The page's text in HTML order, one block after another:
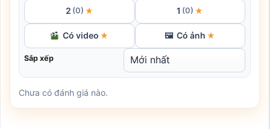
2 (0) ★ 1 (0) ★
Có video ★ 🖼 Có ảnh ★
Sắp xếp
Chưa có đánh giá nào.